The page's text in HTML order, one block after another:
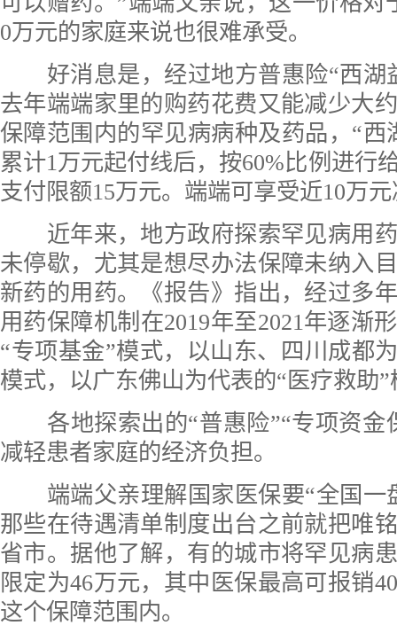
0万元的家庭来说也很难承受。
好消息是，经过地方普惠险“西湖
去年端端家里的购药花费又能减少大
保障范围内的罕见病病种及药品，“西
累计1万元起付线后，按60%比例进行
支付限额15万元。端端可享受近10万
近年来，地方政府探索罕见病用药
未停歇，尤其是想尽办法保障未纳入
新药的用药。《报告》指出，经过多
用药保障机制在2019年至2021年逐渐
“专项基金”模式，以山东、四川成都
模式，以广东佛山为代表的“医疗救助”
各地探索出的“普惠险”“专项资金
减轻患者家庭的经济负担。
端端父亲理解国家医保要“全国一
那些在待遇清单制度出台之前就把唯
省市。据他了解，有的城市将罕见病
限定为46万元，其中医保最高可报销
这个保障范围内。